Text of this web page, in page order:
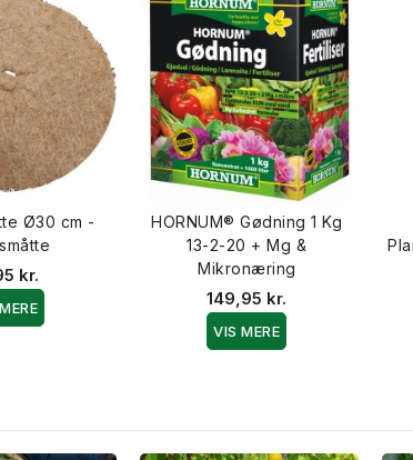
Ø30 cm -
kr.
HORNUM® Gødning 1 Kg
13-2-20 + Mg &
Mikronæring
149,95 kr.
VIS MERE